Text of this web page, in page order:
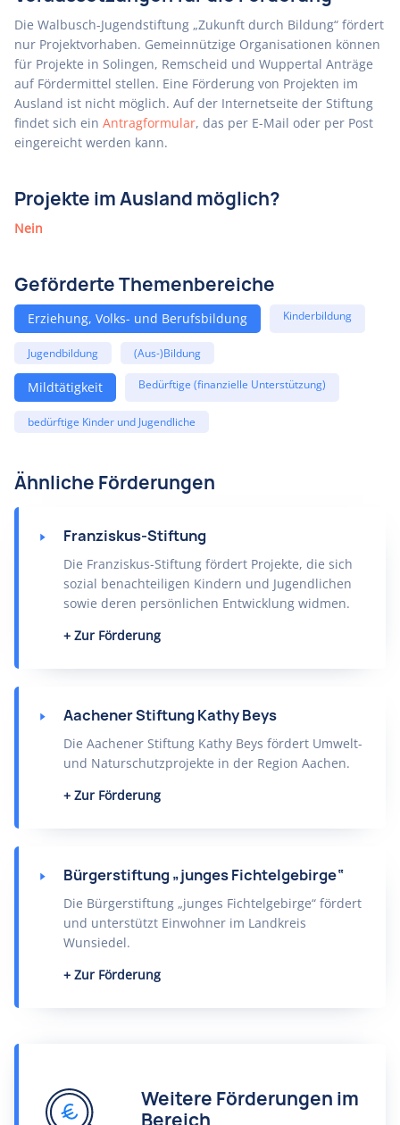
Die Walbusch-Jugendstiftung „Zukunft durch Bildung“ fördert
nur Projektvorhaben. Gemeinnützige Organisationen können
für Projekte in Solingen, Remscheid und Wuppertal Anträge
auf Fördermittel stellen. Eine Förderung von Projekten im
Ausland ist nicht möglich. Auf der Internetseite der Stiftung
findet sich ein Antragformular, das per E-Mail oder per Post
eingereicht werden kann.
Projekte im Ausland möglich?
Nein
Geförderte Themenbereiche
Erziehung, Volks- und Berufsbildung Kinderbildung
Jugendbildung (Aus-)Bildung
Mildtätigkeit Bedürftige (finanzielle Unterstützung)
bedürftige Kinder und Jugendliche
Ähnliche Förderungen
Franziskus-Stiftung
Die Franziskus-Stiftung fördert Projekte, die sich
sozial benachteiligen Kindern und Jugendlichen
sowie deren persönlichen Entwicklung widmen.
Zur Förderung
Aachener Stiftung Kathy Beys
Die Aachener Stiftung Kathy Beys fördert Umwelt-
und Naturschutzprojekte in der Region Aachen.
Zur Förderung
Bürgerstiftung „junges Fichtelgebirge“
Die Bürgerstiftung „junges Fichtelgebirge“ fördert
und unterstützt Einwohner im Landkreis
Wunsiedel.
Zur Förderung
Weitere Förderungen im
Bereich